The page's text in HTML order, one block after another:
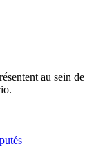
au sein de